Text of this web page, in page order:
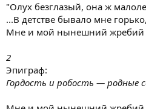
"Олух безглазый, она ж
...В детстве бывало мне
Мне и мой нынешний жребий
2
Эпиграф:
Гордость и робость — родные